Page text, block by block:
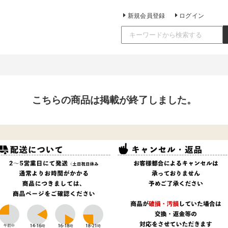
新規会員登録 ログイン
こちらの商品は掲載が終了しました。